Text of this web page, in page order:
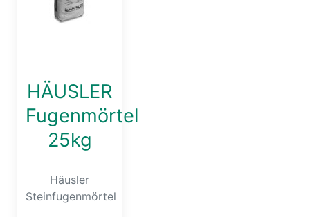
HÄUSLER
Fugenmörtel
25kg
Häusler
Steinfugenmörtel